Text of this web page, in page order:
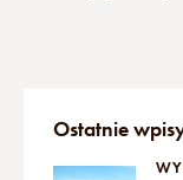
Ostatnie